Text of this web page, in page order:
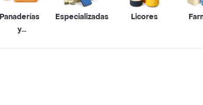
Panaderías
y
Especializadas Licores